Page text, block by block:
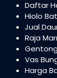
Daftar
Hiolo
Jual
Raja
Vas
Harga